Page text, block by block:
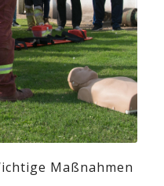
Maßnahmen